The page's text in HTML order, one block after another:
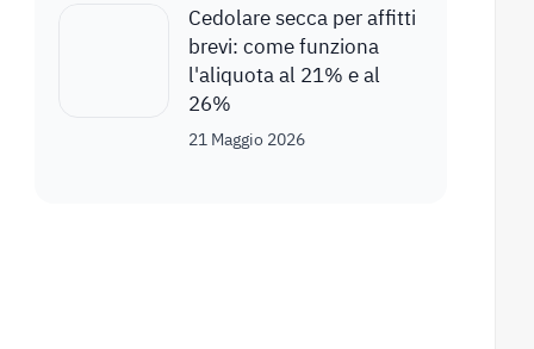
Cedolare secca per affitti
brevi: come funziona
l'aliquota al 21% e al
26%
21 Maggio 2026